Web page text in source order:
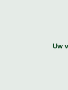
Uw